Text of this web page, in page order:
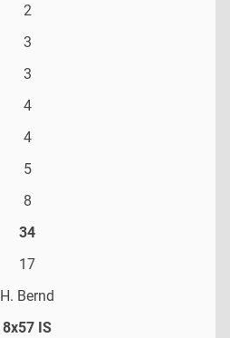
2
3
3
4
4
5
8
34
17
H. Bernd
8x57 IS